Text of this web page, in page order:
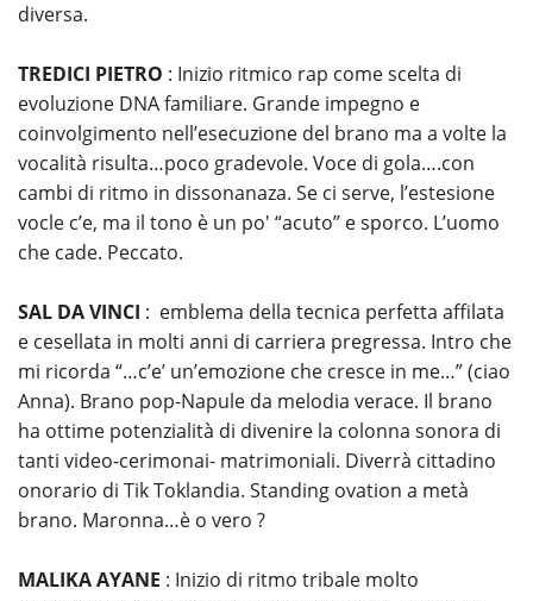
diversa.
TREDICI PIETRO : Inizio ritmico rap come scelta di
evoluzione DNA familiare. Grande impegno e
coinvolgimento nell’esecuzione del brano ma a volte la
vocalità risulta…poco gradevole. Voce di gola….con
cambi di ritmo in dissonanaza. Se ci serve, l’estesione
vocle c’e, ma il tono è un po' “acuto” e sporco. L’uomo
che cade. Peccato.
SAL DA VINCI : emblema della tecnica perfetta affilata
e cesellata in molti anni di carriera pregressa. Intro che
mi ricorda “…c’e’ un’emozione che cresce in me…” (ciao
Anna). Brano pop-Napule da melodia verace. Il brano
ha ottime potenzialità di divenire la colonna sonora di
tanti video-cerimonai- matrimoniali. Diverrà cittadino
onorario di Tik Toklandia. Standing ovation a metà
brano. Maronna…è o vero ?
MALIKA AYANE : Inizio di ritmo tribale molto